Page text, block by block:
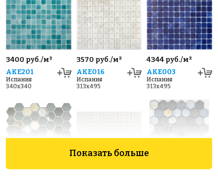
3400 руб./м²
AKE201
Испания
340x340
3570 руб./м²
AKE016
Испания
313x495
4344 руб./м²
AKE003
Испания
313x495
Показать больше